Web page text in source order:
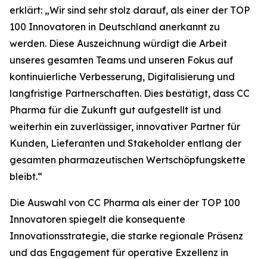
erklärt: „Wir sind sehr stolz darauf, als einer der TOP
100 Innovatoren in Deutschland anerkannt zu
werden. Diese Auszeichnung würdigt die Arbeit
unseres gesamten Teams und unseren Fokus auf
kontinuierliche Verbesserung, Digitalisierung und
langfristige Partnerschaften. Dies bestätigt, dass CC
Pharma für die Zukunft gut aufgestellt ist und
weiterhin ein zuverlässiger, innovativer Partner für
Kunden, Lieferanten und Stakeholder entlang der
gesamten pharmazeutischen Wertschöpfungskette
bleibt.“
Die Auswahl von CC Pharma als einer der TOP 100
Innovatoren spiegelt die konsequente
Innovationsstrategie, die starke regionale Präsenz
und das Engagement für operative Exzellenz in